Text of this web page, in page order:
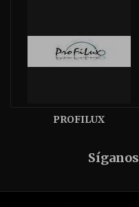
PROFILUX